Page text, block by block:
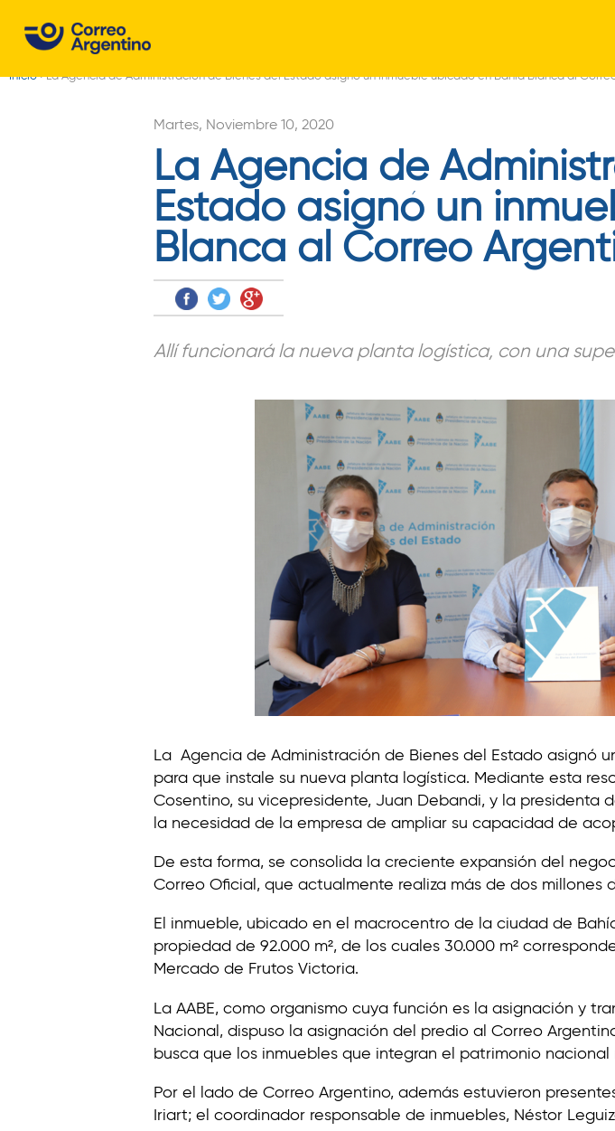
contenido
Inicio›La Agencia de Administración de Bienes del Estado asignó un inmueble ubicado en Bahía Blanca al
Martes, Noviembre 10, 2020
La Agencia de
Estado asignó un
Blanca al Correo
Allí funcionará la nueva planta logística, con una
La Agencia de Administración de Bienes del Estado asignó
para que instale su nueva planta logística. Mediante esta
Cosentino, su vicepresidente, Juan Debandi, y la presidenta
la necesidad de la empresa de ampliar su capacidad de
De esta forma, se consolida la creciente expansión del
Correo Oficial, que actualmente realiza más de dos millones
El inmueble, ubicado en el macrocentro de la ciudad de
propiedad de 92.000 m², de los cuales 30.000 m²
Mercado de Frutos Victoria.
La AABE, como organismo cuya función es la asignación y
Nacional, dispuso la asignación del predio al Correo
busca que los inmuebles que integran el patrimonio
Por el lado de Correo Argentino, además estuvieron
Iriart; el coordinador responsable de inmuebles, Néstor